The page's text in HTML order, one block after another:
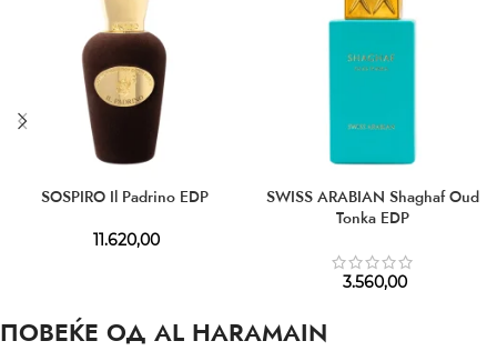
SOSPIRO Il Padrino EDP
11.620,00
SWISS ARABIAN Shaghaf Oud
Tonka EDP
3.560,00
ПОВЕЌЕ ОД AL HARAMAIN